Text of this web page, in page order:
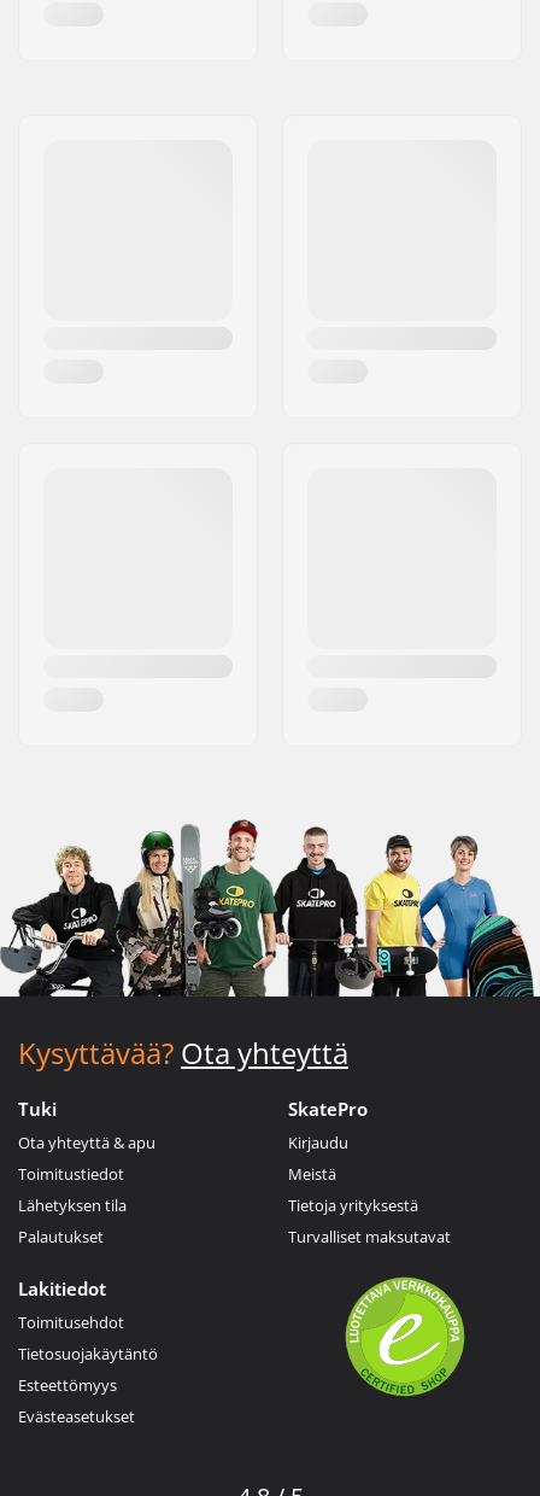
Kysyttävää? Ota yhteyttä
Tuki
Ota yhteyttä & apu
Toimitustiedot
Lähetyksen tila
Palautukset
SkatePro
Kirjaudu
Meistä
Tietoja yrityksestä
Turvalliset maksutavat
Lakitiedot
Toimitusehdot
Tietosuojakäytäntö
Esteettömyys
Evästeasetukset